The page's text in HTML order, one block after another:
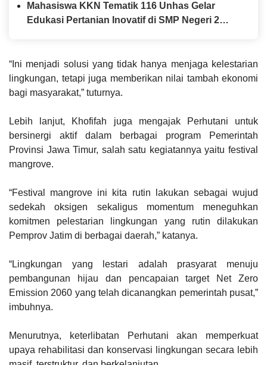
Mahasiswa KKN Tematik 116 Unhas Gelar
Edukasi Pertanian Inovatif di SMP Negeri 2
“Ini menjadi solusi yang tidak hanya menjaga kelestarian
lingkungan, tetapi juga memberikan nilai tambah ekonomi
bagi masyarakat,” tuturnya.
Lebih lanjut, Khofifah juga mengajak Perhutani untuk
bersinergi aktif dalam berbagai program Pemerintah
Provinsi Jawa Timur, salah satu kegiatannya yaitu festival
mangrove.
“Festival mangrove ini kita rutin lakukan sebagai wujud
sedekah oksigen sekaligus momentum meneguhkan
komitmen pelestarian lingkungan yang rutin dilakukan
Pemprov Jatim di berbagai daerah,” katanya.
“Lingkungan yang lestari adalah prasyarat menuju
pembangunan hijau dan pencapaian target Net Zero
Emission 2060 yang telah dicanangkan pemerintah pusat,”
imbuhnya.
Menurutnya, keterlibatan Perhutani akan memperkuat
upaya rehabilitasi dan konservasi lingkungan secara lebih